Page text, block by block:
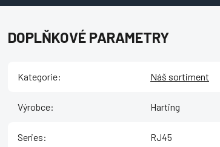
DOPLŇKOVÉ PARAMETRY
Kategorie: Náš sortiment
Výrobce: Harting
Series: RJ45